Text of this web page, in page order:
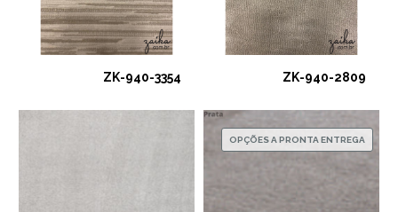
ZK-940-3354 ZK-940-2809
OPÇÕES A PRONTA ENTREGA